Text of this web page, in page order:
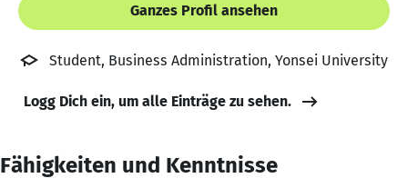
Ganzes Profil ansehen
Student, Business Administration, Yonsei University
Logg Dich ein, um alle Einträge zu sehen.
Fähigkeiten und Kenntnisse